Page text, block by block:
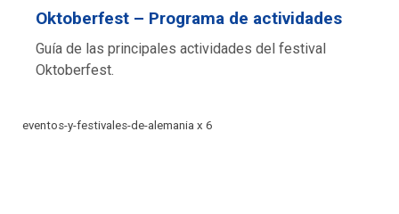
Oktoberfest – Programa de actividades
Guía de las principales actividades del festival
Oktoberfest.
eventos-y-festivales-de-alemania x 6